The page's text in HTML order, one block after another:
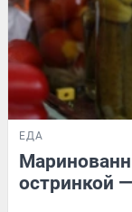
ЕДА
остринкой